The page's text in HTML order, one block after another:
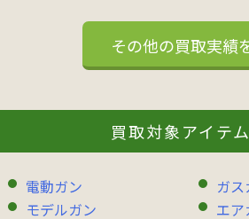
その他の買取実績
買取対象アイテ
電動ガン
ガ
モデルガン
エア